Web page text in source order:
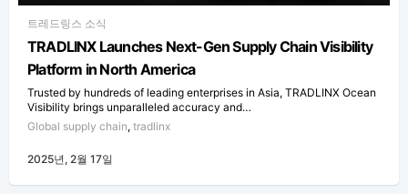
트레드링스 소식
TRADLINX Launches Next-Gen Supply Chain Visibility
Platform in North America
Trusted by hundreds of leading enterprises in Asia, TRADLINX Ocean
Visibility brings unparalleled accuracy and…
Global supply chain, tradlinx
2025년, 2월 17일